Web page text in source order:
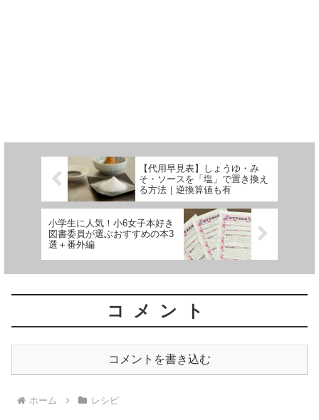
【代用早見表】しょうゆ・み
そ・ソースを「塩」で置き換え
る方法｜逆換算値も有
小学生に人気！小6女子本好き
図書委員が選ぶおすすめの本3
選＋番外編
コメント
コメントを書き込む
ホーム レシピ